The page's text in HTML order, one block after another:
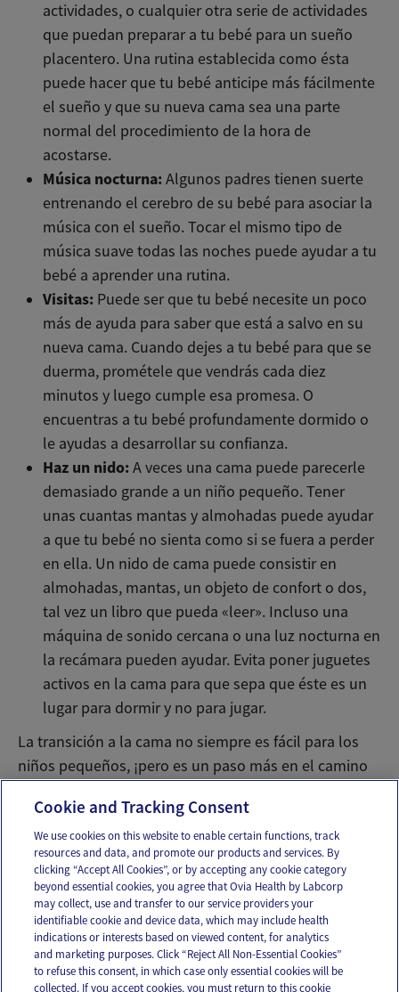
actividades, o cualquier otra serie de actividades
que puedan preparar a tu bebé para un sueño
placentero. Una rutina establecida como ésta
puede hacer que tu bebé anticipe más fácilmente
el sueño y que su nueva cama sea una parte
normal del procedimiento de la hora de
acostarse.
Música nocturna: Algunos padres tienen suerte
entrenando el cerebro de su bebé para asociar la
música con el sueño. Tocar el mismo tipo de
música suave todas las noches puede ayudar a tu
bebé a aprender una rutina.
Visitas: Puede ser que tu bebé necesite un poco
más de ayuda para saber que está a salvo en su
nueva cama. Cuando dejes a tu bebé para que se
duerma, prométele que vendrás cada diez
minutos y luego cumple esa promesa. O
encuentras a tu bebé profundamente dormido o
le ayudas a desarrollar su confianza.
Haz un nido: A veces una cama puede parecerle
demasiado grande a un niño pequeño. Tener
unas cuantas mantas y almohadas puede ayudar
a que tu bebé no sienta como si se fuera a perder
en ella. Un nido de cama puede consistir en
almohadas, mantas, un objeto de confort o dos,
tal vez un libro que pueda «leer». Incluso una
máquina de sonido cercana o una luz nocturna en
la recámara pueden ayudar. Evita poner juguetes
activos en la cama para que sepa que éste es un
lugar para dormir y no para jugar.
La transición a la cama no siempre es fácil para los
niños pequeños, ¡pero es un paso más en el camino
Email Text
OUR APPS
Cookie and Tracking Consent
We use cookies on this website to enable certain functions, track
resources and data, and promote our products and services. By
clicking “Accept All Cookies”, or by accepting any cookie category
beyond essential cookies, you agree that Ovia Health by Labcorp
may collect, use and transfer to our service providers your
identifiable cookie and device data, which may include health
indications or interests based on viewed content, for analytics
and marketing purposes. Click “Reject All Non-Essential Cookies”
to refuse this consent, in which case only essential cookies will be
collected. If you accept cookies, you must return to this cookie